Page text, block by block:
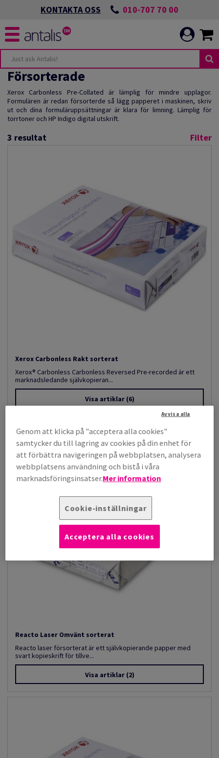
KONTAKTA OSS 010-707 70 00
Försorterade
Xerox Carbonless Pre-Collated är lämplig för mindre upplagor.
Formulären är redan försorterde så lägg papperet i maskinen, skriv
ut och dina formuläruppsättningar är klara för limning. Lämplig för
torrtoner och HP Indigo digital utskrift.
3 resultat Filter
Xerox Carbonless Rakt sorterat
Xerox® Carbonless Carbonless Reversed Pre-recorded är ett
marknadsledande självkopieran...
Visa artiklar(6)
Reacto Laser Omvänt sorterat
Reacto laser försorterat är ett självkopierande papper med
svart kopieskrift för tillve...
Visa artiklar(2)
Genom att klicka på "acceptera alla cookies"
samtycker du till lagring av cookies på din enhet för
att förbättra navigeringen på webbplatsen, analysera
webbplatsens användning och bistå i våra
marknadsföringsinsatser.Mer information
Cookie-inställningar
Avvisa alla
Acceptera alla cookies